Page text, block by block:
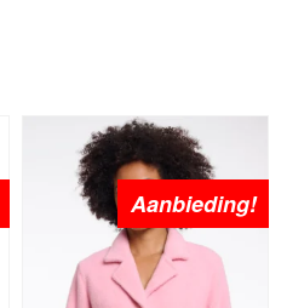
Aanbieding!